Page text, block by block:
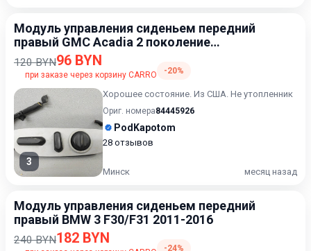
Модуль управления сиденьем передний
правый GMC Acadia 2 поколение
[рестайлинг] 2019-2023
120 BYN96 BYN
при заказе через корзину CARRO -20%
3
Хорошее состояние. Из США. Не утопленник
Ориг. номера84445926
PodKapotom
28 отзывов
Минск месяц назад
Модуль управления сиденьем передний
правый BMW 3 F30/F31 2011-2016
240 BYN182 BYN
-24%